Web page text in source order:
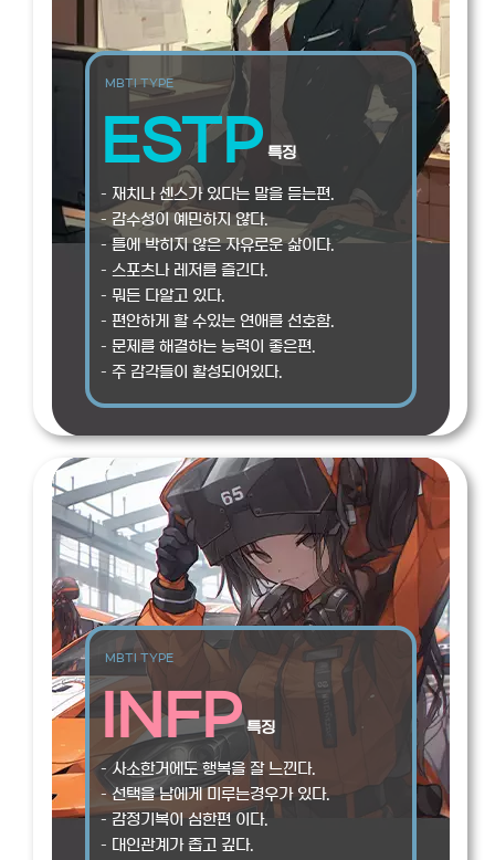
MBTI TYPE
ESTP 특징
– 재치나 센스가 있다는 말을 듣는편.
– 감수성이 예민하지 않다.
– 틀에 박히지 않은 자유로운 삶이다.
– 스포츠나 레저를 즐긴다.
– 뭐든 다알고 있다.
– 편안하게 할 수있는 연애를 선호함.
– 문제를 해결하는 능력이 좋은편.
– 주 감각들이 활성되어있다.
MBTI TYPE
INFP특징
– 사소한거에도 행복을 잘 느낀다.
– 선택을 남에게 미루는경우가 있다.
– 감정기복이 심한편 이다.
– 대인관계가 좁고 깊다.